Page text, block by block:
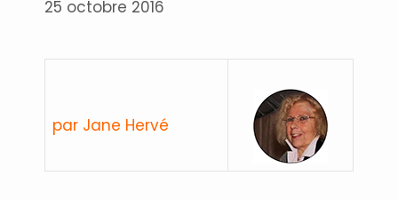
25 octobre 2016
par Jane Hervé